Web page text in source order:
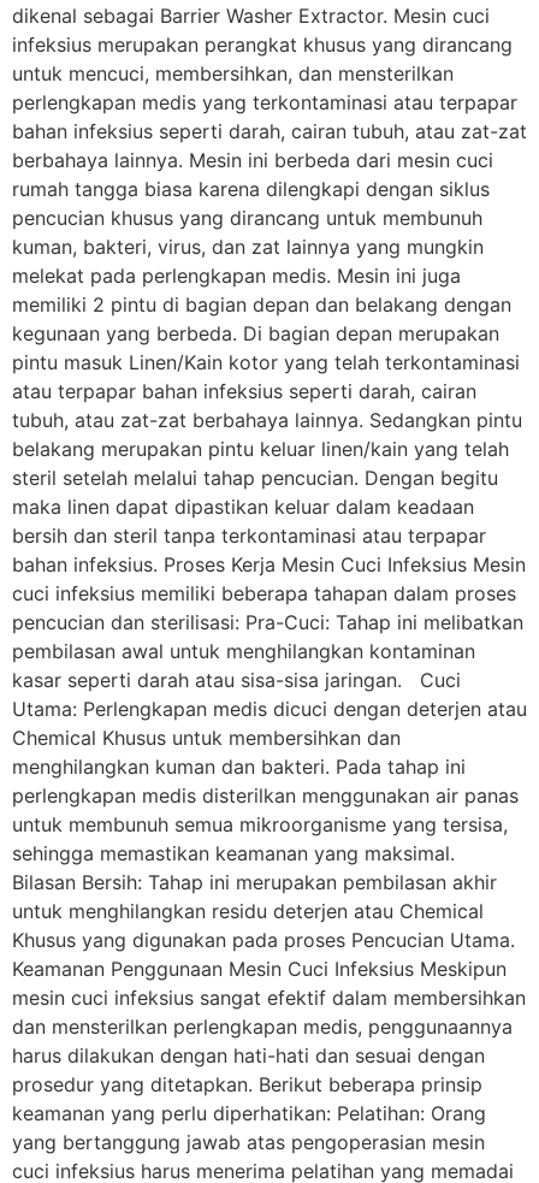
dikenal sebagai Barrier Washer Extractor. Mesin cuci
infeksius merupakan perangkat khusus yang dirancang
untuk mencuci, membersihkan, dan mensterilkan
perlengkapan medis yang terkontaminasi atau terpapar
bahan infeksius seperti darah, cairan tubuh, atau zat-zat
berbahaya lainnya. Mesin ini berbeda dari mesin cuci
rumah tangga biasa karena dilengkapi dengan siklus
pencucian khusus yang dirancang untuk membunuh
kuman, bakteri, virus, dan zat lainnya yang mungkin
melekat pada perlengkapan medis. Mesin ini juga
memiliki 2 pintu di bagian depan dan belakang dengan
kegunaan yang berbeda. Di bagian depan merupakan
pintu masuk Linen/Kain kotor yang telah terkontaminasi
atau terpapar bahan infeksius seperti darah, cairan
tubuh, atau zat-zat berbahaya lainnya. Sedangkan pintu
belakang merupakan pintu keluar linen/kain yang telah
steril setelah melalui tahap pencucian. Dengan begitu
maka linen dapat dipastikan keluar dalam keadaan
bersih dan steril tanpa terkontaminasi atau terpapar
bahan infeksius. Proses Kerja Mesin Cuci Infeksius Mesin
cuci infeksius memiliki beberapa tahapan dalam proses
pencucian dan sterilisasi: Pra-Cuci: Tahap ini melibatkan
pembilasan awal untuk menghilangkan kontaminan
kasar seperti darah atau sisa-sisa jaringan. Cuci
Utama: Perlengkapan medis dicuci dengan deterjen atau
Chemical Khusus untuk membersihkan dan
menghilangkan kuman dan bakteri. Pada tahap ini
perlengkapan medis disterilkan menggunakan air panas
untuk membunuh semua mikroorganisme yang tersisa,
sehingga memastikan keamanan yang maksimal.
Bilasan Bersih: Tahap ini merupakan pembilasan akhir
untuk menghilangkan residu deterjen atau Chemical
Khusus yang digunakan pada proses Pencucian Utama.
Keamanan Penggunaan Mesin Cuci Infeksius Meskipun
mesin cuci infeksius sangat efektif dalam membersihkan
dan mensterilkan perlengkapan medis, penggunaannya
harus dilakukan dengan hati-hati dan sesuai dengan
prosedur yang ditetapkan. Berikut beberapa prinsip
keamanan yang perlu diperhatikan: Pelatihan: Orang
yang bertanggung jawab atas pengoperasian mesin
cuci infeksius harus menerima pelatihan yang memadai